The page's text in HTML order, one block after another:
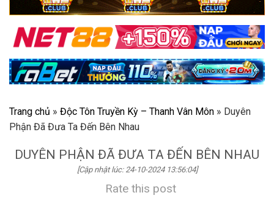
Trang chủ » Độc Tôn Truyền Kỳ – Thanh Vân Môn » Duyên
Phận Đã Đưa Ta Đến Bên Nhau
DUYÊN PHẬN ĐÃ ĐƯA TA ĐẾN BÊN NHAU
[Cập nhật lúc: 24-10-2024 13:56:04]
Rate this post